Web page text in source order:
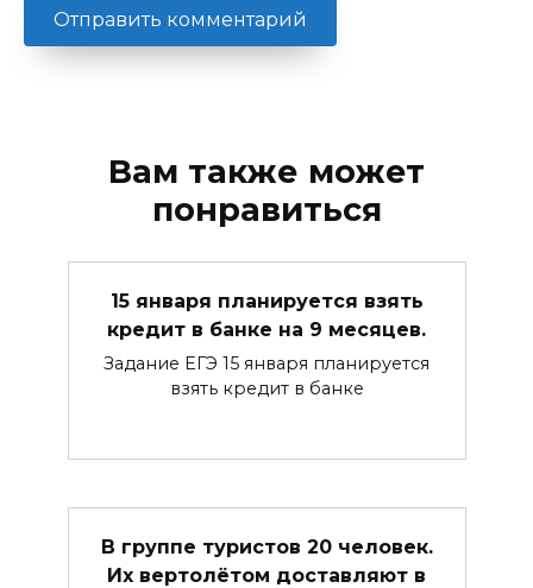
Вам также может
понравиться
15 января планируется взять
кредит в банке на 9 месяцев.
Задание ЕГЭ 15 января планируется
взять кредит в банке
В группе туристов 20 человек.
Их вертолётом доставляют в